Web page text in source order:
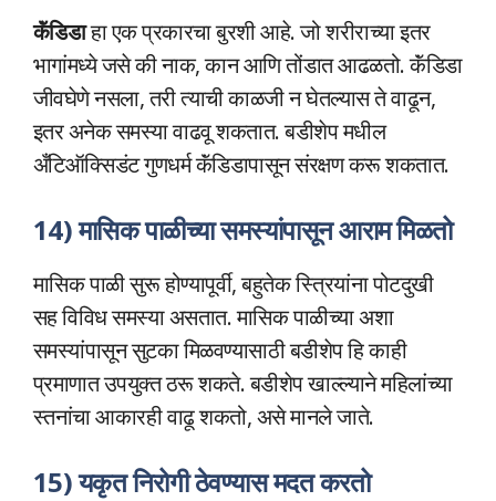
कॅंडिडाहा एक प्रकारचा बुरशी आहे. जो शरीराच्या इतर
भागांमध्ये जसे की नाक, कान आणि तोंडात आढळतो. कॅंडिडा
जीवघेणे नसला, तरी त्याची काळजी न घेतल्यास ते वाढून,
इतर अनेक समस्या वाढवू शकतात. बडीशेप मधील
अँटिऑक्सिडंट गुणधर्म कॅंडिडापासून संरक्षण करू शकतात.
14) मासिक पाळीच्या समस्यांपासून आराम मिळतो
मासिक पाळी सुरू होण्यापूर्वी, बहुतेक स्त्रियांना पोटदुखी
सह विविध समस्या असतात. मासिक पाळीच्या अशा
समस्यांपासून सुटका मिळवण्यासाठी बडीशेप हि काही
प्रमाणात उपयुक्त ठरू शकते. बडीशेप खाल्ल्याने महिलांच्या
स्तनांचा आकारही वाढू शकतो, असे मानले जाते.
15) यकृत निरोगी ठेवण्यास मदत करतो